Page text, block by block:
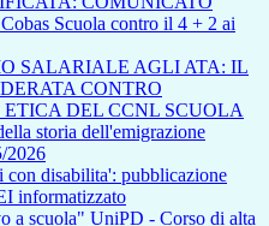
Scuola contro il 4 + 2 ai
SALARIALE AGLI ATA: IL
CONTRO
DEL CCNL SCUOLA
storia dell'emigrazione
2026
con disabilita': pubblicazione
informatizzato
a scuola" UniPD - Corso di alta